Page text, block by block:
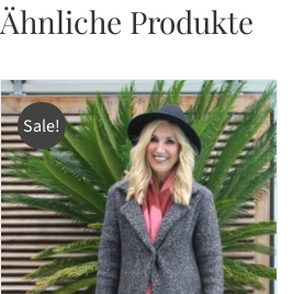
Ähnliche Produkte
Sale!